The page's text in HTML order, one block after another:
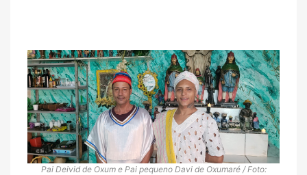
Pai Deivid de Oxum e Pai pequeno Davi de Oxumaré / Foto: